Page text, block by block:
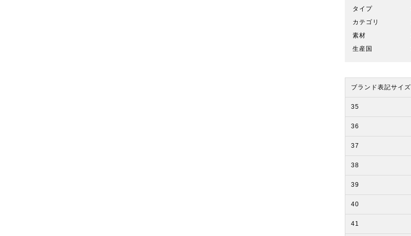
タイプ
カテゴリ
素材
生産国
ブランド表記サイズ
35
36
37
38
39
40
41